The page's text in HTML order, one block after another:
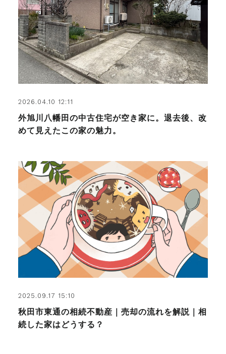
2026.04.10 12:11
外旭川八幡田の中古住宅が空き家に。退去後、改
めて見えたこの家の魅力。
2025.09.17 15:10
秋田市東通の相続不動産｜売却の流れを解説｜相
続した家はどうする？